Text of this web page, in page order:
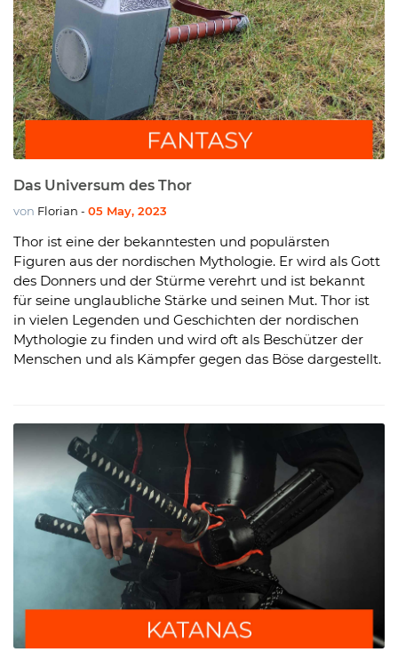
Das Universum des Thor
von Florian - 05 May, 2023
Thor ist eine der bekanntesten und populärsten
Figuren aus der nordischen Mythologie. Er wird als Gott
des Donners und der Stürme verehrt und ist bekannt
für seine unglaubliche Stärke und seinen Mut. Thor ist
in vielen Legenden und Geschichten der nordischen
Mythologie zu finden und wird oft als Beschützer der
Menschen und als Kämpfer gegen das Böse dargestellt.